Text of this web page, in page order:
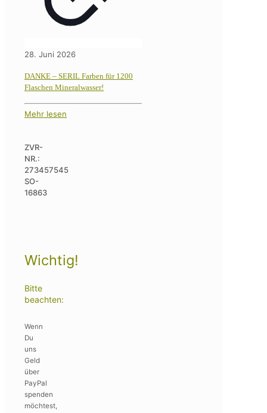
28. Juni 2026
DANKE – SERIL Farben für 1200
Flaschen Mineralwasser!
Mehr lesen
ZVR-
NR.:
273457545
SO-
16863
Wichtig!
Bitte
beachten:
Wenn
Du
uns
Geld
über
PayPal
spenden
möchtest,